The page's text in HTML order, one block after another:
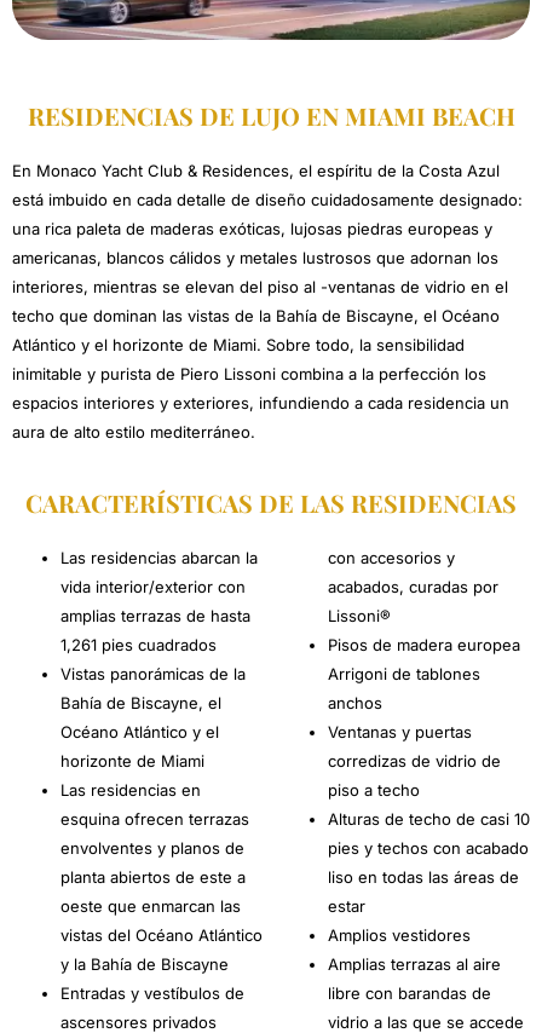
RESIDENCIAS DE LUJO EN MIAMI BEACH
En Monaco Yacht Club & Residences, el espíritu de la Costa Azul
está imbuido en cada detalle de diseño cuidadosamente designado:
una rica paleta de maderas exóticas, lujosas piedras europeas y
americanas, blancos cálidos y metales lustrosos que adornan los
interiores, mientras se elevan del piso al -ventanas de vidrio en el
techo que dominan las vistas de la Bahía de Biscayne, el Océano
Atlántico y el horizonte de Miami. Sobre todo, la sensibilidad
inimitable y purista de Piero Lissoni combina a la perfección los
espacios interiores y exteriores, infundiendo a cada residencia un
aura de alto estilo mediterráneo.
CARACTERÍSTICAS DE LAS RESIDENCIAS
Las residencias abarcan la
vida interior/exterior con
amplias terrazas de hasta
1,261 pies cuadrados
Vistas panorámicas de la
Bahía de Biscayne, el
Océano Atlántico y el
horizonte de Miami
Las residencias en
esquina ofrecen terrazas
envolventes y planos de
planta abiertos de este a
oeste que enmarcan las
vistas del Océano Atlántico
y la Bahía de Biscayne
Entradas y vestíbulos de
ascensores privados
con accesorios y
acabados, curadas por
Lissoni®
Pisos de madera europea
Arrigoni de tablones
anchos
Ventanas y puertas
corredizas de vidrio de
piso a techo
Alturas de techo de casi 10
pies y techos con acabado
liso en todas las áreas de
estar
Amplios vestidores
Amplias terrazas al aire
libre con barandas de
vidrio a las que se accede